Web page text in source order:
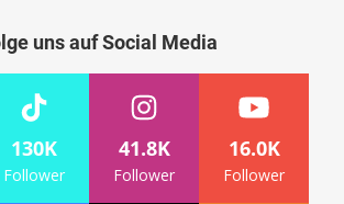
uns auf Social Media
130K
Follower
41.8K
Follower
16.0K
Follower